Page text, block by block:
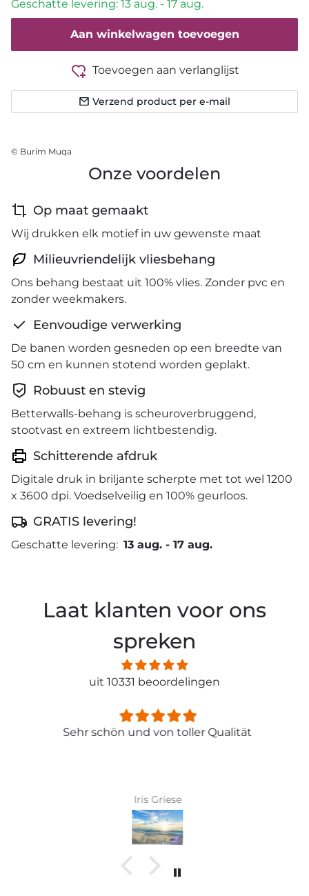
Geschatte levering: 13 aug. - 17 aug.
Aan winkelwagen toevoegen
Toevoegen aan verlanglijst
Verzend product per e-mail
© Burim Muqa
Onze voordelen
Op maat gemaakt
Wij drukken elk motief in uw gewenste maat
Milieuvriendelijk vliesbehang
Ons behang bestaat uit 100% vlies. Zonder pvc en
zonder weekmakers.
Eenvoudige verwerking
De banen worden gesneden op een breedte van
50 cm en kunnen stotend worden geplakt.
Robuust en stevig
Betterwalls-behang is scheuroverbruggend,
stootvast en extreem lichtbestendig.
Schitterende afdruk
Digitale druk in briljante scherpte met tot wel 1200
x 3600 dpi. Voedselveilig en 100% geurloos.
GRATIS levering!
Geschatte levering: 13 aug. - 17 aug.
Laat klanten voor ons
spreken
uit 10331 beoordelingen
Sehr schön und von toller Qualität
Iris Griese